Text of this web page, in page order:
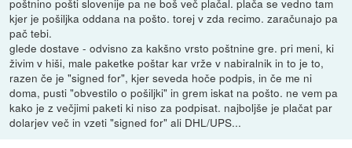
kjer je pošiljka oddana na pošto. torej v zda recimo. zaračunajo pa
pač tebi.
glede dostave - odvisno za kakšno vrsto poštnine gre. pri meni, ki
živim v hiši, male paketke poštar kar vrže v nabiralnik in to je to,
razen če je "signed for", kjer seveda hoče podpis, in če me ni
doma, pusti "obvestilo o pošiljki" in grem iskat na pošto. ne vem pa
kako je z večjimi paketi ki niso za podpisat. najboljše je plačat par
dolarjev več in vzeti "signed for" ali DHL/UPS...